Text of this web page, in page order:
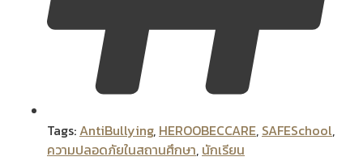
Tags: AntiBullying, HEROOBECCARE, SAFESchool,
ความปลอดภัยในสถานศึกษา, นักเรียน